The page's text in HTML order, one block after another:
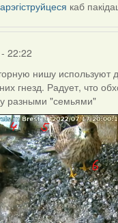
каб
22:22
нишу используют
гнезд. Радует, что
разными "семьями"